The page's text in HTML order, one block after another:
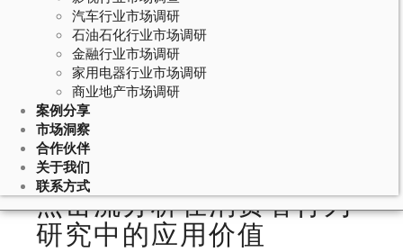
汽车行业市场调研
石油石化行业市场调研
金融行业市场调研
家用电器行业市场调研
商业地产市场调研
案例分享
市场洞察
合作伙伴
关于我们
联系方式
June 1, 2026
消费者行为追踪的点击流分析：网站
热力图和用户行为序列的数据挖掘方
点击流分析在消费者行为
研究中的应用价值